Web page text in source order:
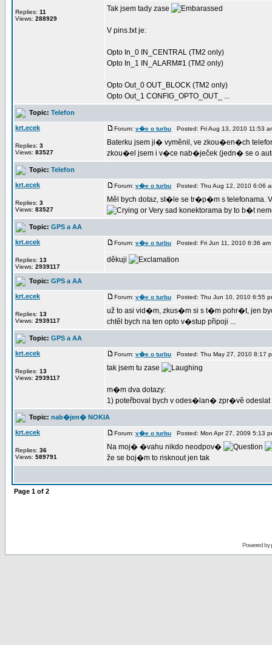
Replies: 11
Views: 288929
Tak jsem tady zase
V pins.txt je:
Opto In_0 IN_CENTRAL (TM2 only)
Opto In_1 IN_ALARM#1 (TM2 only)
Opto Out_0 OUT_BLOCK (TM2 only)
Opto Out_1 CONFIG_OPTO_OUT_ ...
Topic: Telefon
krt.ecek
Replies: 3
Views: 83527
Forum: v�e o turbu Posted: Fri Aug 13, 2010 11:53
Baterku jsem ji� vyměnil, ve zkou�en�ch
zkou�el jsem i v�ce nab�ječek (jedn� se o
Topic: Telefon
krt.ecek
Replies: 3
Views: 83527
Forum: v�e o turbu Posted: Thu Aug 12, 2010 6:06
Měl bych dotaz, st�le se tr�p�m s telefonama.
konektorama by to b�t
Topic: GPS a AA
krt.ecek
Replies: 13
Views: 2939117
Forum: v�e o turbu Posted: Fri Jun 11, 2010 6:36
děkuji
Topic: GPS a AA
krt.ecek
Replies: 13
Views: 2939117
Forum: v�e o turbu Posted: Thu Jun 10, 2010 6:55
už to asi vid�m, zkus�m si s t�m pohr�t, jen
chtěl bych na ten opto v�stup připoji ...
Topic: GPS a AA
krt.ecek
Replies: 13
Views: 2939117
Forum: v�e o turbu Posted: Thu May 27, 2010 8:17
tak jsem tu zase
m�m dva dotazy:
1) poteřboval bych v odes�lan� zpr�vě odeslat
Topic: nab�jen� NOKIA
krt.ecek
Replies: 36
Views: 589791
Forum: v�e o turbu Posted: Mon Apr 27, 2009 5:13
Na moj� �vahu nikdo neodpov�
že se boj�m to risknout jen tak
Page 1 of 2
Powered by